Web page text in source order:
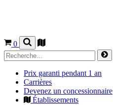
0
Prix garanti pendant 1 an
Carrières
Devenez un concessionnaire
Établissements